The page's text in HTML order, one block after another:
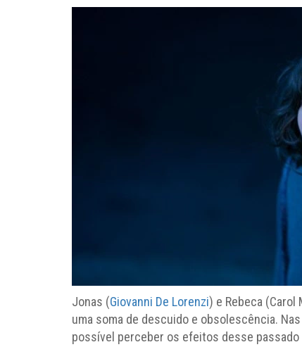
Jonas (Giovanni De Lorenzi) e Rebeca (Carol
uma soma de descuido e obsolescência.
possível perceber os efeitos desse